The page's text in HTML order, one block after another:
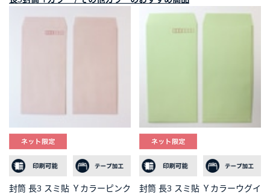
封筒 長3 スミ貼 Ｙカラーピンク
封筒 長3 スミ貼 Ｙカラーウグイ